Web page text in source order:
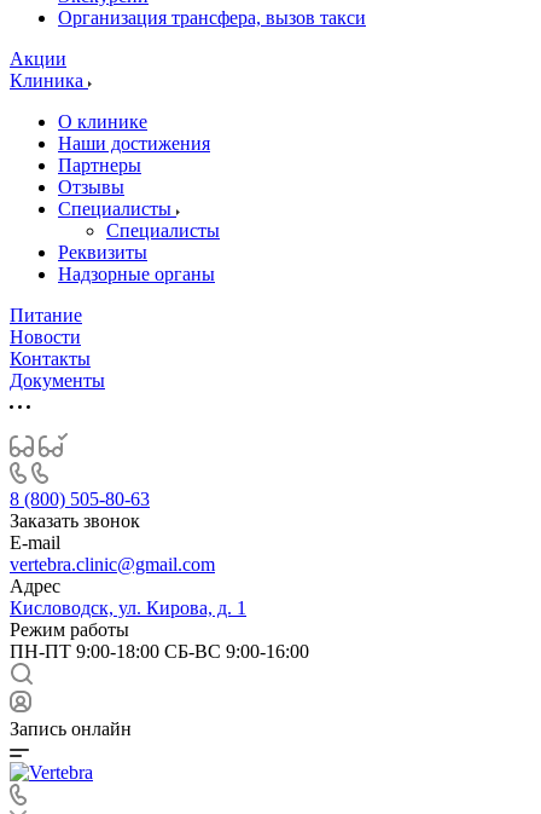
Организация трансфера, вызов такси
Акции
Клиника
О клинике
Наши достижения
Партнеры
Отзывы
Специалисты
Специалисты
Реквизиты
Надзорные органы
Питание
Новости
Контакты
Документы
8 (800) 505-80-63
Заказать звонок
E-mail
vertebra.clinic@gmail.com
Адрес
Кисловодск, ул. Кирова, д. 1
Режим работы
ПН-ПТ 9:00-18:00 СБ-ВС 9:00-16:00
Запись онлайн